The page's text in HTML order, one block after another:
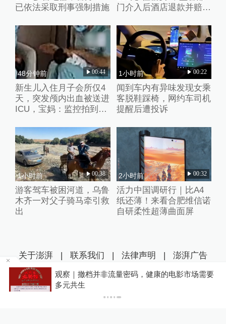
已依法采取刑事强制措施
门介入后酒店退款并赔偿
48分钟前 00:44
新生儿入住月子会所仅4
天，突发颅内出血被送进
ICU，宝妈：监控拍到护
1小时前 00:22
闻到车内有异味发现女乘
客脱鞋踩椅，网约车司机
提醒后遭投诉
1小时前 00:38
游客驾车被困河道，乌鲁
木齐一对父子骑马牵引救
出
2小时前 00:32
活力中国调研行｜比A4
纸还薄！来看合肥维信诺
自研柔性超薄曲面屏
你有权知道更多
的电影市场需要
关于澎湃 | 联系我们 | 法律声明 | 澎湃广告
©2014~2026上海东方报业有限公司
沪ICP证：沪B2-20170116 | 沪ICP备14003370号